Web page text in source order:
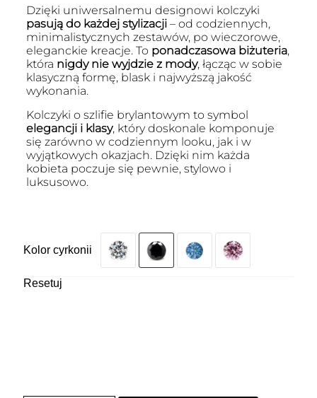
Dzięki uniwersalnemu designowi kolczyki
pasują do każdej stylizacji– od codziennych,
minimalistycznych zestawów, po wieczorowe,
eleganckie kreacje. To ponadczasowa biżuteria,
która nigdy nie wyjdzie z mody, łącząc w sobie
klasyczną formę, blask i najwyższą jakość
wykonania.
Kolczyki o szlifie brylantowym to symbol
elegancji i klasy, który doskonale komponuje
się zarówno w codziennym looku, jak i w
wyjątkowych okazjach. Dzięki nim każda
kobieta poczuje się pewnie, stylowo i
luksusowo.
Kolor cyrkonii
Resetuj